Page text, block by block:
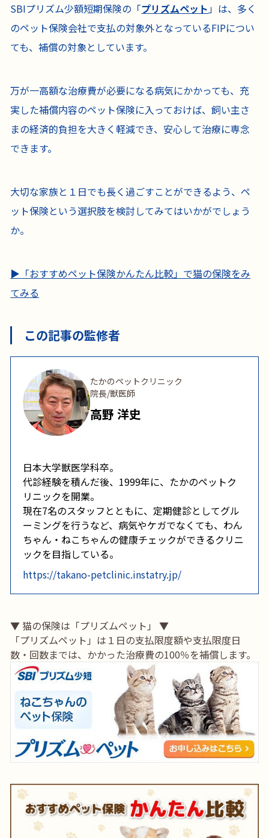
SBIプリズム少額短期保険の「プリズムペット 」は、多く
のペット保険会社で支払の対象外となっているFIPについ
ても、補償の対象としています。
万が一高額な治療費が必要になる病気にかかっても、充
実した補償内容のペット保険に入っておけば、飼い主さ
まの経済的負担を大きく軽減でき、安心して治療に専念
できます。
大切な家族と１日でも長く過ごすことができるよう、ペ
ット保険という選択肢を検討してみてはいかがでしょう
か。
▶「おすすめペット保険かんたん比較」で猫の保険をみ
てみる
この記事の監修者
たかのペットクリニック
院長/獣医師
高野 洋史
日本大学獣医学科卒。
代診経験を積んだ後、1999年に、たかのペットク
リニックを開業。
現在7名のスタッフとともに、定期健診としてグル
ーミングを行うなど、病気やケガでなくても、わん
ちゃん・ねこちゃんの健康チェックができるクリニ
ックを目指している。
https://takano-petclinic.instatry.jp/
▼ 猫の保険は「プリズムペット」 ▼
「プリズムペット」は１日の支払限度額や支払限度日
数・回数までは、かかった治療費の100％を補償します。